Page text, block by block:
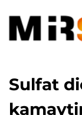
Sulfat